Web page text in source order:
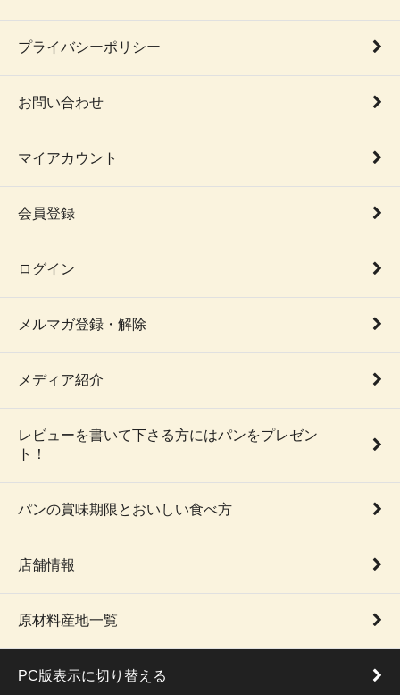
プライバシーポリシー
お問い合わせ
マイアカウント
会員登録
ログイン
メルマガ登録・解除
メディア紹介
レビューを書いて下さる方にはパンをプレゼン
ト！
パンの賞味期限とおいしい食べ方
店舗情報
原材料産地一覧
PC版表示に切り替える